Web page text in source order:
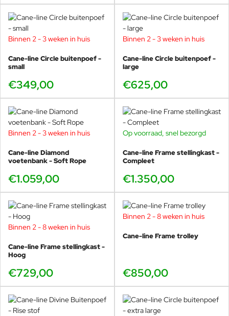
Binnen 2 - 3 weken in huis
Cane-line Circle buitenpoef -
small
€349,00
Binnen 2 - 3 weken in huis
Cane-line Circle buitenpoef -
large
€625,00
Binnen 2 - 3 weken in huis
Cane-line Diamond
voetenbank - Soft Rope
€1.059,00
Op voorraad, snel bezorgd
Cane-line Frame stellingkast -
Compleet
€1.350,00
Binnen 2 - 8 weken in huis
Cane-line Frame stellingkast -
Hoog
€729,00
Binnen 2 - 8 weken in huis
Cane-line Frame trolley
€850,00